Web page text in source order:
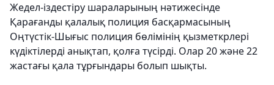
Жедел-іздестіру шараларының нәтижесінде
Қарағанды қалалық полиция басқармасының
Оңтүстік-Шығыс полиция бөлімінің қызметкрлері
күдіктілерді анықтап, қолға түсірді. Олар 20 және 22
жастағы қала тұрғындары болып шықты.